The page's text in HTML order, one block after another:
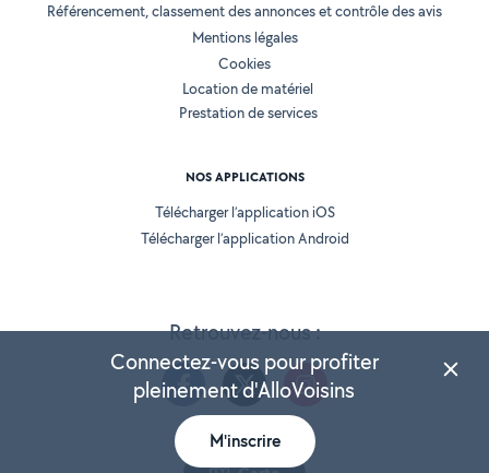
Retrouvez-nous :
Référencement, classement des annonces et contrôle des avis
Mentions légales
Cookies
Location de matériel
Prestation de services
NOS APPLICATIONS
Télécharger l’application iOS
Télécharger l’application Android
Connectez-vous pour profiter
pleinement d'AlloVoisins
M'inscrire